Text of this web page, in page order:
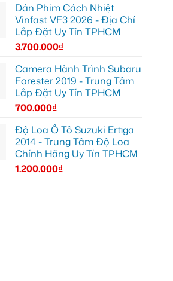
Dán Phim Cách Nhiệt
Vinfast VF3 2026 - Địa Chỉ
Lắp Đặt Uy Tín TPHCM
3.700.000₫
Camera Hành Trình Subaru
Forester 2019 - Trung Tâm
Lắp Đặt Uy Tín TPHCM
700.000₫
Độ Loa Ô Tô Suzuki Ertiga
2014 - Trung Tâm Độ Loa
Chính Hãng Uy Tín TPHCM
1.200.000₫